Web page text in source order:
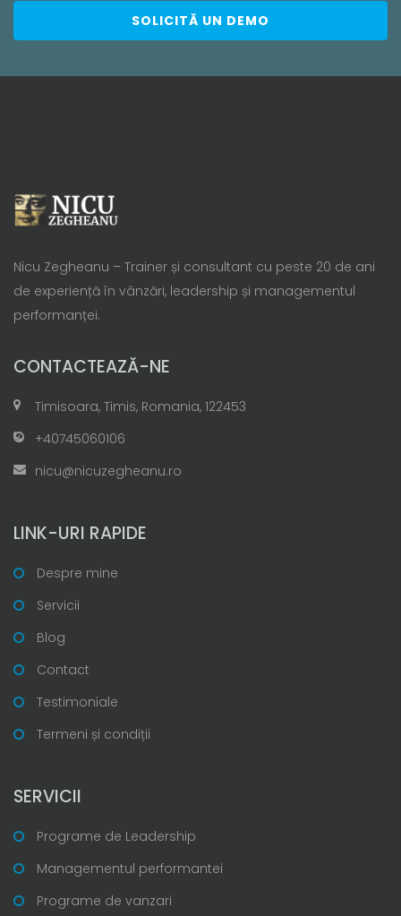
SOLICITĂ UN DEMO
Nicu Zegheanu – Trainer și consultant cu peste 20 de ani
de experiență în vânzări, leadership și managementul
performanței.
CONTACTEAZĂ-NE
Timisoara, Timis, Romania, 122453
+40745060106
nicu@nicuzegheanu.ro
LINK-URI RAPIDE
Despre mine
Servicii
Blog
Contact
Testimoniale
Termeni și condiții
SERVICII
Programe de Leadership
Managementul performantei
Programe de vanzari